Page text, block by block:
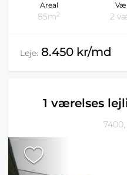
Areal
85m2 2
Leje: 8.450 kr/md
1 værelses